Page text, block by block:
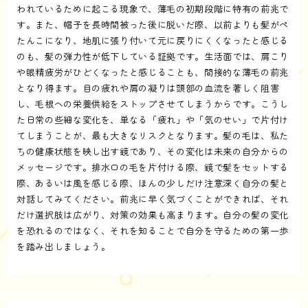
われているために起こる現象で、薄毛の初期段階に特有の前兆で
す。また、帽子を長時間被った後に脱いだ際、以前よりも髪がぺ
たんこになり、地肌に張り付いて元に戻りにくくなったと感じる
のも、髪の弾力性が低下している証拠です。生活面では、肩こり
や眼精疲労がひどくなったと感じることも、間接的な薄毛の前兆
となり得ます。目の疲れや肩の凝りは頭部の血流を著しく阻害
し、毛根への栄養供給をストップさせてしまうからです。こうし
た日常の些細な変化を、単なる「疲れ」や「気のせい」で片付け
てしまうことが、最も大きなリスクとなります。髪の毛は、私た
ちの健康状態を映し出す鏡であり、その変化は未来の自分からの
メッセージです。排水口の毛を片付ける際、鏡で髪をセットする
際、あるいは風を感じる際、ほんの少しだけ注意深く自分の髪と
対話してみてください。前兆に早く気づくことができれば、それ
だけ選択肢は広がり、対策の効果も高まります。自分の髪の変化
を恐れるのではなく、それを知ることで自分を守るための第一歩
を踏み出しましょう。